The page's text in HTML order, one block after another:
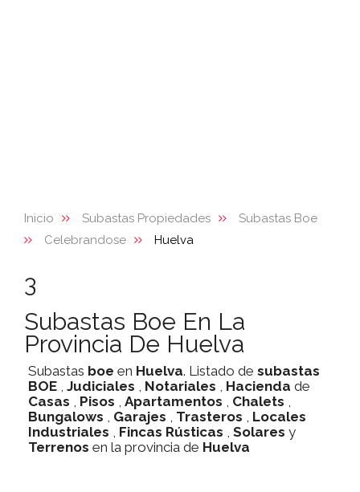
Inicio Subastas Propiedades
Subastas Boe
Celebrandose
Huelva
3
Subastas Boe En La
Provincia De Huelva
Subastas boe en Huelva. Listado de subastas
BOE , Judiciales , Notariales , Hacienda de
Casas , Pisos , Apartamentos , Chalets ,
Bungalows , Garajes , Trasteros , Locales
Industriales , Fincas Rústicas , Solares y
Terrenos en la provincia de Huelva